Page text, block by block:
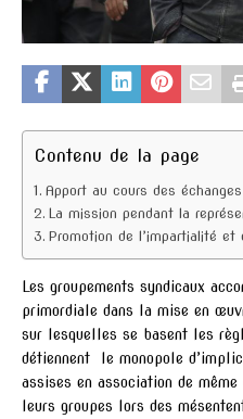
Contenu de la page
Apport au cours des
La mission pendant la
Promotion de l’impartialité et
Les groupements syndicaux
primordiale dans la mise en
sur lesquelles se basent les
détiennent le monopole
assises en association de
leurs groupes lors des